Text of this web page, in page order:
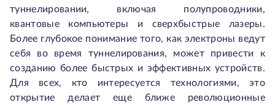
туннелировании, включая полупроводники,
квантовые компьютеры и сверхбыстрые лазеры.
Более глубокое понимание того, как электроны ведут
себя во время туннелирования, может привести к
созданию более быстрых и эффективных устройств.
Для всех, кто интересуется технологиями, это
открытие делает еще ближе революционные